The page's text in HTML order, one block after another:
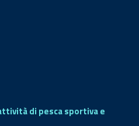
di pesca sportiva e